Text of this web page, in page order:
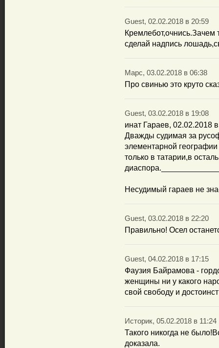
Guest, 02.02.2018 в 20:59
Кремлебот,очнись.Зачем
сделай надпись
Марс, 03.02.2018 в 06:38
Про свинью это круто
Guest, 03.02.2018 в 19:08
инат Гараев, 02.02.2018
Дважды судимая за
элементарной
только в татарии,в
Несудимый гараев не
Guest, 03.02.2018 в 22:20
Правильно! Осел
Guest, 04.02.2018 в 17:15
Фаузия Байрамова -
женщины ни у какого
свой свободу и
Историк, 05.02.2018 в 11:24
Такого никогда не
доказала.